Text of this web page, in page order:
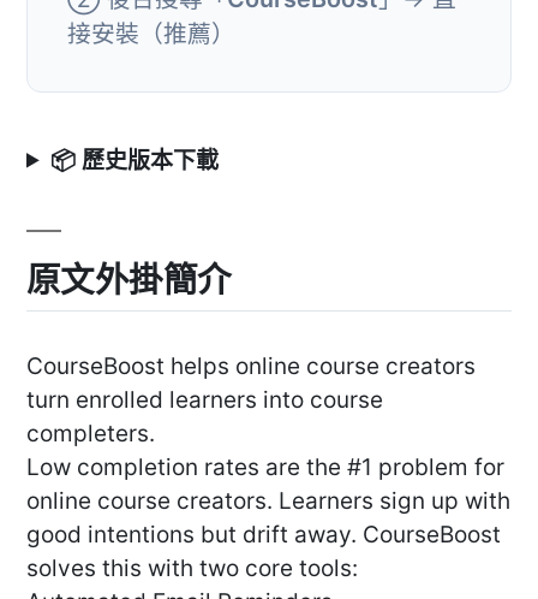
接安裝（推薦）
📦 歷史版本下載
原文外掛簡介
CourseBoost helps online course creators
turn enrolled learners into course
completers.
Low completion rates are the #1 problem for
online course creators. Learners sign up with
good intentions but drift away. CourseBoost
solves this with two core tools: